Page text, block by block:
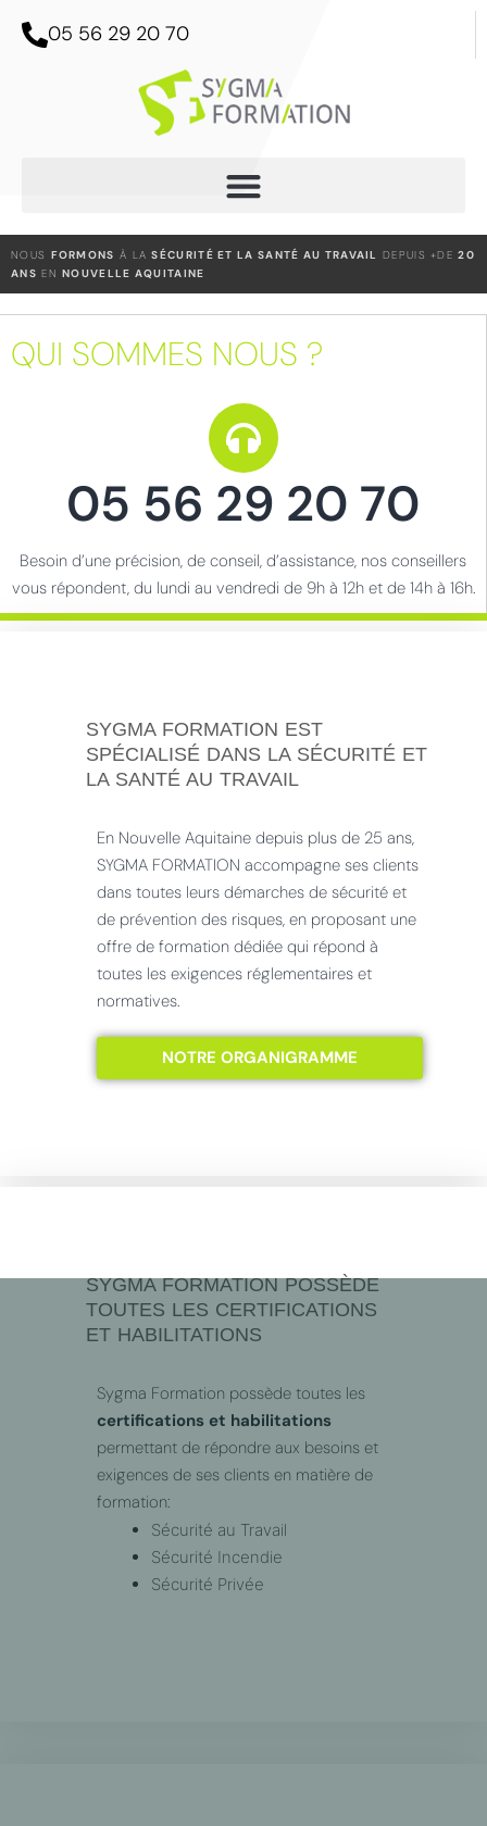
05 56 29 20 70
NOUS FORMONS À LASÉCURITÉ ET LA SANTÉ AU TRAVAIL DEPUIS +DE20
ANS ENNOUVELLE AQUITAINE
QUI SOMMES NOUS ?
05 56 29 20 70
Besoin d’une précision, de conseil, d’assistance, nos conseillers
vous répondent, du lundi au vendredi de 9h à 12h et de 14h à 16h.
SYGMA FORMATION EST
SPÉCIALISÉ DANS LA SÉCURITÉ ET
LA SANTÉ AU TRAVAIL
En Nouvelle Aquitaine depuis plus de 25 ans,
SYGMA FORMATION accompagne ses clients
dans toutes leurs démarches de sécurité et
de prévention des risques, en proposant une
offre de formation dédiée qui répond à
toutes les exigences réglementaires et
normatives.
NOTRE ORGANIGRAMME
SYGMA FORMATION POSSÈDE
TOUTES LES CERTIFICATIONS
ET HABILITATIONS
Sygma Formation possède toutes les
certifications et habilitations
permettant de répondre aux besoins et
exigences de ses clients en matière de
formation:
Sécurité au Travail
Sécurité Incendie
Sécurité Privée